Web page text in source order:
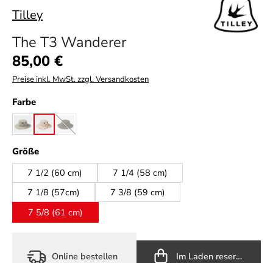
Tilley
The T3 Wanderer
Regulärer Preis:
85,00 €
Preise inkl. MwSt. zzgl. Versandkosten
Farbeauswählen
khakinaturalolive
(Diese Option ist zurzeit nicht verfügbar.)
Größeauswählen
7 1/2 (60 cm)
7 1/4 (58 cm)
7 1/8 (57cm)
7 3/8 (59 cm)
7 5/8 (61 cm)
Online bestellen Im Laden reservieren